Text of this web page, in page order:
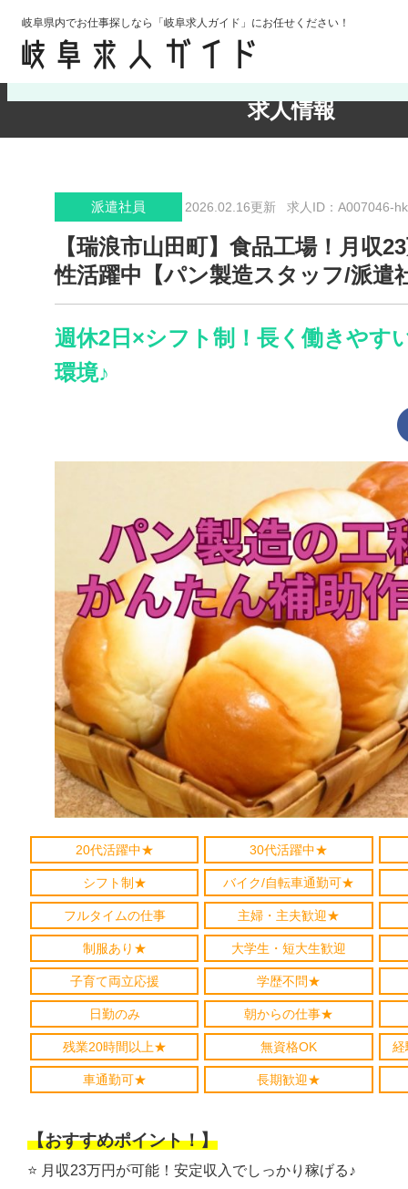
岐阜県内でお仕事探しなら「岐阜求人ガイド」にお任せください！
求人情報
検索条件の確認・変更
派遣社員 2026.02.16更新 求人ID：A007046-
【瑞浪市山田町】食品工場！月収
性活躍中【パン製造スタッフ/派遣
週休2日×シフト制！長く働きやす
環境♪
20代活躍中★ 30代活躍中★
シフト制★ バイク/自転車通勤可★
フルタイムの仕事 主婦・主夫歓迎★
制服あり★ 大学生・短大生歓迎
子育て両立応援 学歴不問★
日勤のみ 朝からの仕事★
残業20時間以上★ 無資格OK
車通勤可★ 長期歓迎★
【おすすめポイント！】
⭐️ 月収23万円が可能！安定収入でしっかり稼げる♪